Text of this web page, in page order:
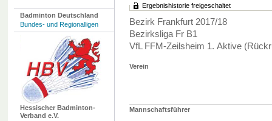
Badminton Deutschland
Bundes- und Regionalligen
Hessischer Badminton-
Verband e.V.
Ergebnishistorie freigeschaltet
Bezirk Frankfurt 2017/18
Bezirksliga Fr B1
VfL FFM-Zeilsheim 1. Aktive
Verein
Mannschaftsführer